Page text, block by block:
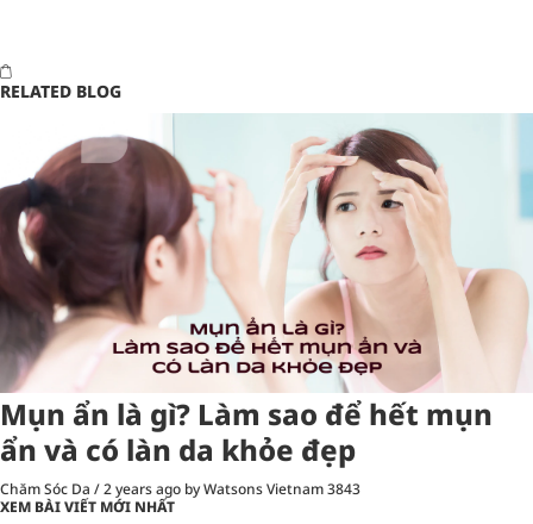
RELATED BLOG
Mụn ẩn là gì? Làm sao để hết mụn
ẩn và có làn da khỏe đẹp
Chăm Sóc Da /2 years ago by Watsons Vietnam3843
XEM BÀI VIẾT MỚI NHẤT